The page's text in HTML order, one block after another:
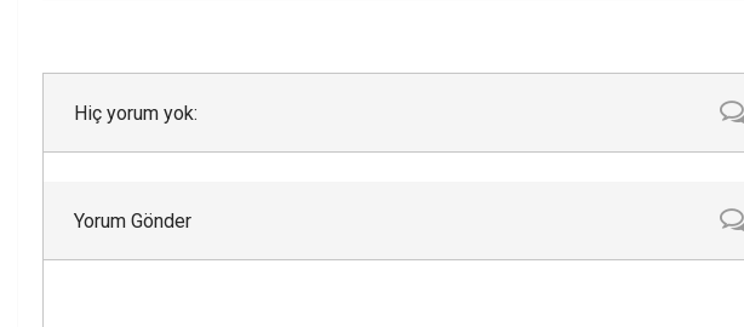
Hiç yorum yok:
Yorum Gönder